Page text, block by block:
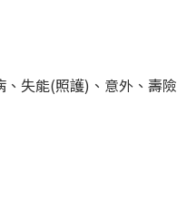
失能(照護)、意外、壽險